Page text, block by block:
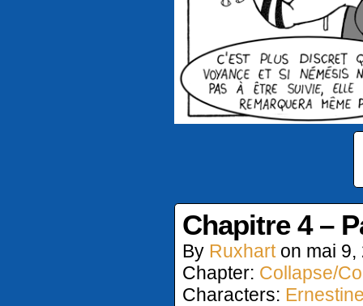
Chapitre 4 –
By Ruxhart on mai 9,
Chapter: Collapse/
Characters: